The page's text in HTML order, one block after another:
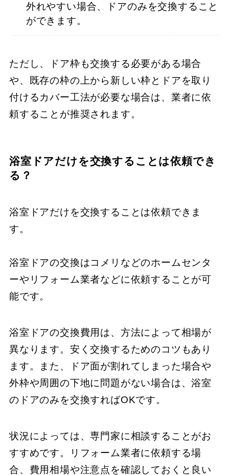
外れやすい場合、ドアのみを交換すること
ができます。
ただし、ドア枠も交換する必要がある場合
や、既存の枠の上から新しい枠とドアを取り
付けるカバー工法が必要な場合は、業者に依
頼することが推奨されます。
浴室ドアだけを交換することは依頼でき
る？
浴室ドアだけを交換することは依頼できま
す。
浴室ドアの交換はコメリなどのホームセンタ
ーやリフォーム業者などに依頼することが可
能です。
浴室ドアの交換費用は、方法によって相場が
異なります。安く交換するためのコツもあり
ます。また、ドア面が割れてしまった場合や
外枠や周囲の下地に問題がない場合は、浴室
のドアのみを交換すればOKです。
状況によっては、専門家に相談することがお
すすめです。リフォーム業者に依頼する場
合、費用相場や注意点を確認しておくと良い